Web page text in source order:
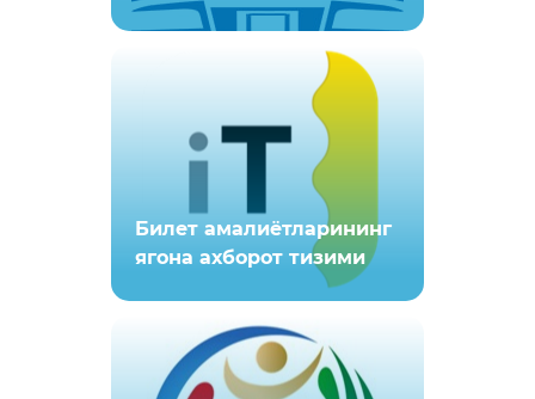
Билет амалиётларининг
ягона ахборот тизими